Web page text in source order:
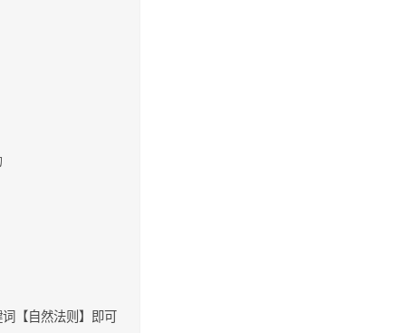
【自然法则】即可